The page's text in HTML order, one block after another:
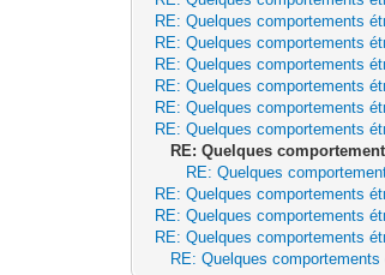
RE: Quelques comportements
RE: Quelques comportements
RE: Quelques comportements
RE: Quelques comportements
RE: Quelques comportements
RE: Quelques comportements
RE: Quelques
RE: Quelques
RE: Quelques comportements
RE: Quelques comportements
RE: Quelques comportements
RE: Quelques